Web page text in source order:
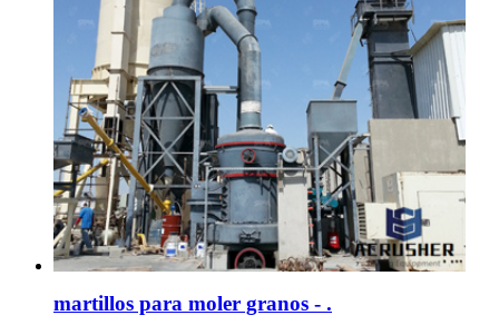
martillos para moler granos - .